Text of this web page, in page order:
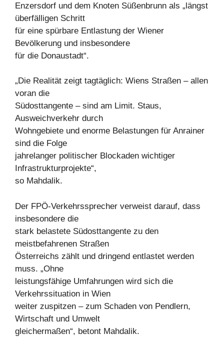
Enzersdorf und dem Knoten Süßenbrunn als „längst
überfälligen Schritt
für eine spürbare Entlastung der Wiener
Bevölkerung und insbesondere
für die Donaustadt“.
„Die Realität zeigt tagtäglich: Wiens Straßen – allen
voran die
Südosttangente – sind am Limit. Staus,
Ausweichverkehr durch
Wohngebiete und enorme Belastungen für Anrainer
sind die Folge
jahrelanger politischer Blockaden wichtiger
Infrastrukturprojekte“,
so Mahdalik.
Der FPÖ-Verkehrssprecher verweist darauf, dass
insbesondere die
stark belastete Südosttangente zu den
meistbefahrenen Straßen
Österreichs zählt und dringend entlastet werden
muss. „Ohne
leistungsfähige Umfahrungen wird sich die
Verkehrssituation in Wien
weiter zuspitzen – zum Schaden von Pendlern,
Wirtschaft und Umwelt
gleichermaßen“, betont Mahdalik.